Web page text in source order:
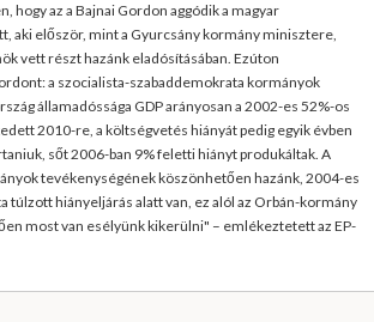
hogy az a Bajnai Gordon aggódik a magyar
aki először, mint a Gyurcsány kormány minisztere,
vett részt hazánk eladósításában. Ezúton
a szocialista-szabaddemokrata kormányok
államadóssága GDP arányosan a 2002-es 52%-os
2010-re, a költségvetés hiányát pedig egyik évben
sőt 2006-ban 9% feletti hiányt produkáltak. A
tevékenységének köszönhetően hazánk, 2004-es
túlzott hiányeljárás alatt van, ez alól az Orbán-kormány
most van esélyünk kikerülni" – emlékeztetett az EP-